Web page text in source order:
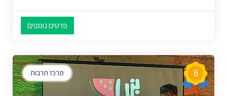
פרטים נוספים
מרכז תרבות 6